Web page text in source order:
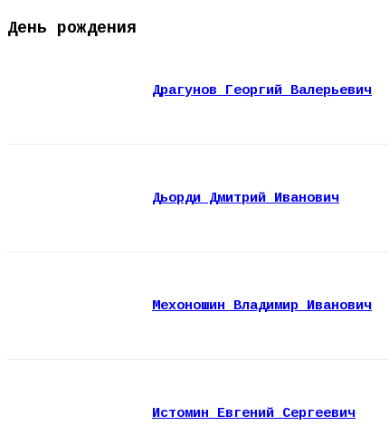
День рождения
Драгунов Георгий Валерьевич
Дьорди Дмитрий Иванович
Мехоношин Владимир Иванович
Истомин Евгений Сергеевич